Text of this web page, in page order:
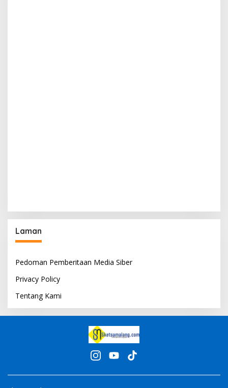
Laman
Pedoman Pemberitaan Media Siber
Privacy Policy
Tentang Kami